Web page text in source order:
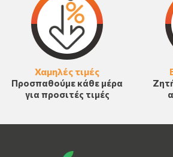
Χαμηλές τιμές
Προσπαθούμε κάθε μέρα
για προσιτές τιμές